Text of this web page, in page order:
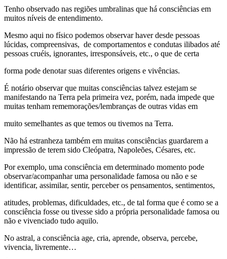
Tenho observado nas regiões umbralinas que há consciências em
muitos níveis de entendimento.
Mesmo aqui no físico podemos observar haver desde pessoas
lúcidas, compreensivas, de comportamentos e condutas ilibados até
pessoas cruéis, ignorantes, irresponsáveis, etc., o que de certa
forma pode denotar suas diferentes origens e vivências.
É notário observar que muitas consciências talvez estejam se
manifestando na Terra pela primeira vez, porém, nada impede que
muitas tenham rememorações/lembranças de outras vidas em
muito semelhantes as que temos ou tivemos na Terra.
Não há estranheza também em muitas consciências guardarem a
impressão de terem sido Cleópatra, Napoleões, Césares, etc.
Por exemplo, uma consciência em determinado momento pode
observar/acompanhar uma personalidade famosa ou não e se
identificar, assimilar, sentir, perceber os pensamentos, sentimentos,
atitudes, problemas, dificuldades, etc., de tal forma que é como se a
consciência fosse ou tivesse sido a própria personalidade famosa ou
não e vivenciado tudo aquilo.
No astral, a consciência age, cria, aprende, observa, percebe,
vivencia, livremente…